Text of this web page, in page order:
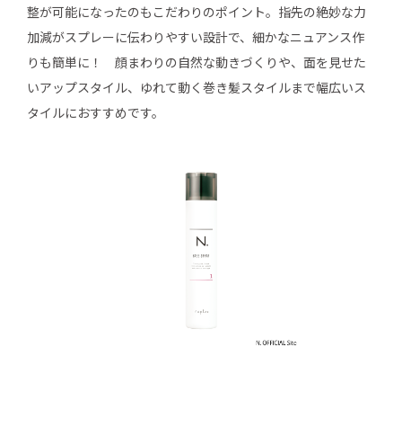
整が可能になったのもこだわりのポイント。指先の絶妙な力
加減がスプレーに伝わりやすい設計で、細かなニュアンス作
りも簡単に！ 顔まわりの自然な動きづくりや、面を見せた
いアップスタイル、ゆれて動く巻き髪スタイルまで幅広いス
タイルにおすすめです。